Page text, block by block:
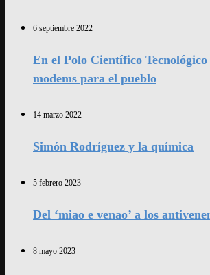
6 septiembre 2022
En el Polo Científico
modems para el pueblo
14 marzo 2022
Simón Rodríguez y la química
5 febrero 2023
Del ‘miao e venao’ a los
8 mayo 2023